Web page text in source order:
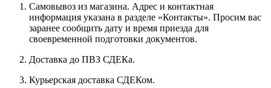
Самовывоз из магазина. Адрес и контактная
информация указана в разделе «Контакты». Просим вас
заранее сообщить дату и время приезда для
своевременной подготовки документов.
Доставка до ПВЗ СДЕКа.
Курьерская доставка СДЕКом.